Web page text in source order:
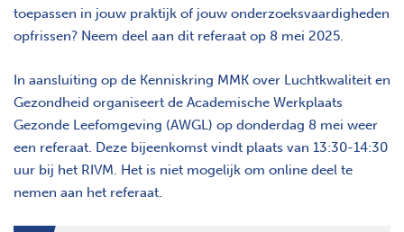
toepassen in jouw praktijk of jouw onderzoeksvaardigheden
opfrissen? Neem deel aan dit referaat op 8 mei 2025.
In aansluiting op de Kenniskring MMK over Luchtkwaliteit en
Gezondheid organiseert de Academische Werkplaats
Gezonde Leefomgeving (AWGL) op donderdag 8 mei weer
een referaat. Deze bijeenkomst vindt plaats van 13:30-14:30
uur bij het RIVM. Het is niet mogelijk om online deel te
nemen aan het referaat.